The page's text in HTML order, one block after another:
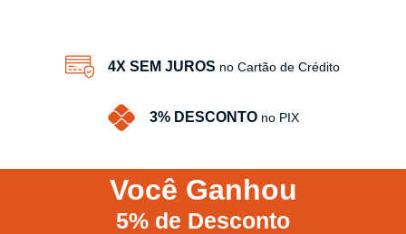
4X SEM JUROS no Cartão de Crédito
3% DESCONTO no PIX
Você Ganhou
5% de Desconto